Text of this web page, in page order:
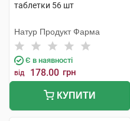
таблетки 56 шт
Натур Продукт Фарма
Є в наявності
від 178.00 грн
КУПИТИ